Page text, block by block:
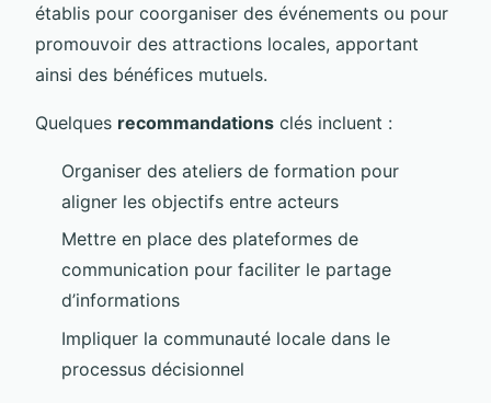
établis pour coorganiser des événements ou pour
promouvoir des attractions locales, apportant
ainsi des bénéfices mutuels.
Quelques recommandations clés incluent :
Organiser des ateliers de formation pour
aligner les objectifs entre acteurs
Mettre en place des plateformes de
communication pour faciliter le partage
d’informations
Impliquer la communauté locale dans le
processus décisionnel